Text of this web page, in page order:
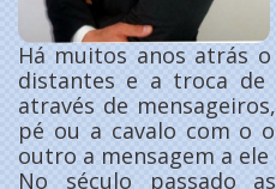
Há muitos anos atrás
distantes e a troca de
através de
pé ou a cavalo com o
outro a mensagem a ele
No século passado